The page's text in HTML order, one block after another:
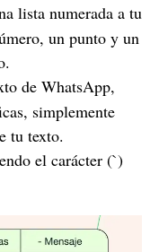
lista numerada a tu
un punto y un
de WhatsApp,
simplemente
tu texto.
el carácter (`)